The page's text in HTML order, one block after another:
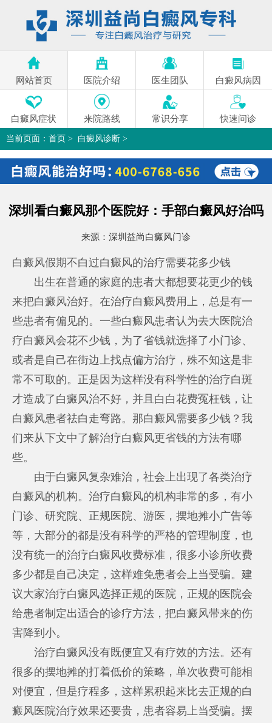
网站首页 医院介绍 医生团队 白癜风病因
白癜风症状 来院路线 常识分享 快速问诊
当前页面： 首页 > 白癜风诊断 >
深圳看白癜风那个医院好：手部白癜风好治吗>
深圳看白癜风那个医院好：手部白癜风好治吗
来源： 深圳益尚白癜风门诊
白癜风假期不白过白癜风的治疗需要花多少钱
出生在普通的家庭的患者大都想要花更少的钱
来把白癜风治好。在治疗白癜风费用上，总是有一
些患者有偏见的。一些白癜风患者认为去大医院治
疗白癜风会花不少钱，为了省钱就选择了小门诊、
或者是自己在街边上找点偏方治疗，殊不知这是非
常不可取的。正是因为这样没有科学性的治疗白斑
才造成了白癜风治不好，并且白白花费冤枉钱，让
白癜风患者祛白走弯路。那白癜风需要多少钱？我
们来从下文中了解治疗白癜风更省钱的方法有哪
些。
由于白癜风复杂难治，社会上出现了各类治疗
白癜风的机构。治疗白癜风的机构非常的多，有小
门诊、研究院、正规医院、游医，摆地摊小广告等
等，大部分的都是没有科学的严格的管理制度，也
没有统一的治疗白癜风收费标准，很多小诊所收费
多少都是自己决定，这样难免患者会上当受骗。建
议大家治疗白癜风选择正规的医院，正规的医院会
给患者制定出适合的诊疗方法，把白癜风带来的伤
害降到小。
治疗白癜风没有既便宜又有疗效的方法。还有
很多的摆地摊的打着低价的策略，单次收费可能相
对便宜，但是疗程多，这样累积起来比去正规的白
癜风医院治疗效果还要贵，患者容易上当受骗。摆